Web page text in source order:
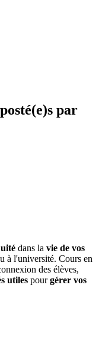
par
dans la vie de vos
à l'université. Cours en
des élèves,
utiles pourgérer vos